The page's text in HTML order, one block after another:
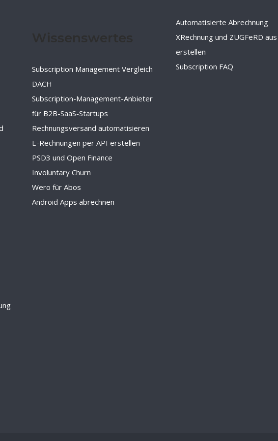
Subscription Management Vergleich
DACH
Subscription-Management-Anbieter
für B2B-SaaS-Startups
Rechnungsversand automatisieren
E-Rechnungen per API erstellen
PSD3 und Open Finance
Involuntary Churn
Wero für Abos
Android Apps abrechnen
Automatisierte Abrechnung
XRechnung und ZUGFeRD
erstellen
Subscription FAQ